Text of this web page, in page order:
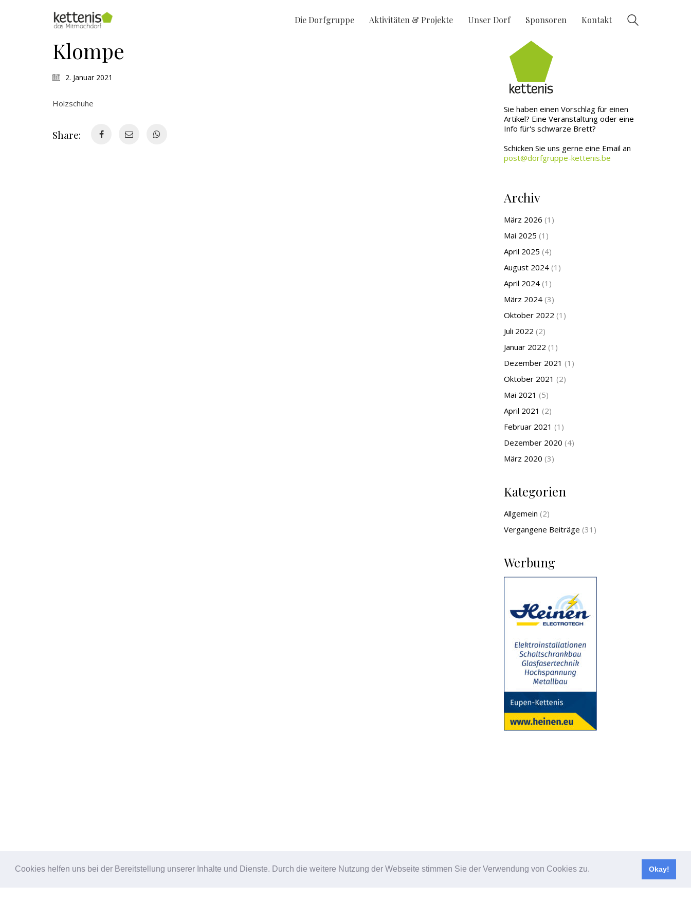
Cookies helfen uns bei der Bereitstellung unserer Inhalte und Dienste. Durch die weitere Nutzung der Webseite stimmen Sie der Verwendung von Cookies zu. Okay!
Die Dorfgruppe Aktivitäten & Projekte Unser Dorf Sponsoren Kontakt
Klompe
2. Januar 2021
Holzschuhe
Share:
Sie haben einen Vorschlag für einen
Artikel? Eine Veranstaltung oder eine
Info für's schwarze Brett?
Schicken Sie uns gerne eine Email an
post@dorfgruppe-kettenis.be
Archiv
März 2026 (1)
Mai 2025 (1)
April 2025 (4)
August 2024(1)
April 2024(1)
März 2024(3)
Oktober 2022 (1)
Juli 2022 (2)
Januar 2022 (1)
Dezember 2021 (1)
Oktober 2021 (2)
Mai 2021 (5)
April 2021 (2)
Februar 2021 (1)
Dezember 2020 (4)
März 2020 (3)
Kategorien
Allgemein (2)
Vergangene Beiträge (31)
Werbung